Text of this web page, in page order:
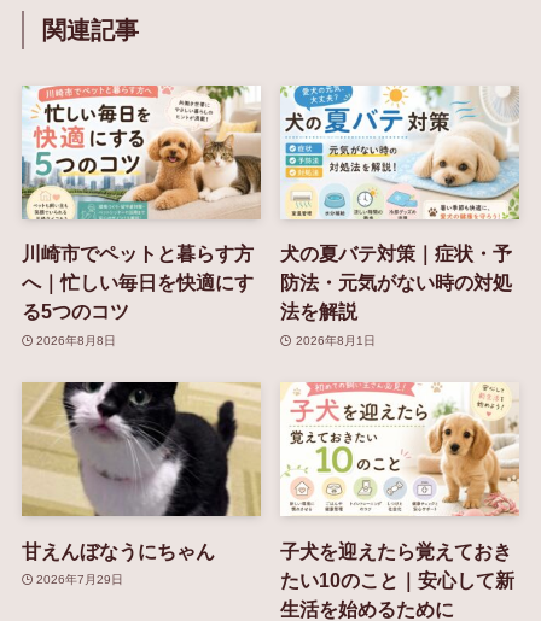
関連記事
川崎市でペットと暮らす方
へ｜忙しい毎日を快適にす
る5つのコツ
2026年8月8日
犬の夏バテ対策｜症状・予
防法・元気がない時の対処
法を解説
2026年8月1日
甘えんぼなうにちゃん
2026年7月29日
子犬を迎えたら覚えておき
たい10のこと｜安心して新
生活を始めるために